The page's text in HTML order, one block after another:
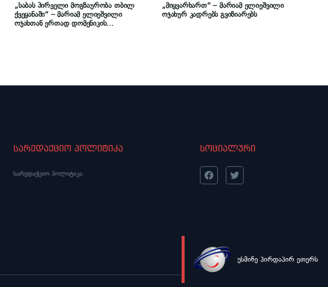
LIVEუსმინე პირდაპირ ეთერს
„საბას პირველი მოგზაურობა თბილ
ქვეყანაში“ – მარიამ ელიეშვილი
ოჯახთან ერთად დომენიკის
„მიყვარხართ“ – მარიამ ელიეშვილი
ოჯახურ კადრებს გვიზიარებს
სარედაქციო პოლიტიკა
სარედაქციო პოლიტიკა
სოციალური